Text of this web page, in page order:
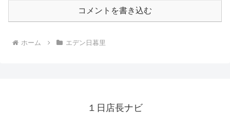
コメントを書き込む
ホーム エデン日暮里
１日店長ナビ